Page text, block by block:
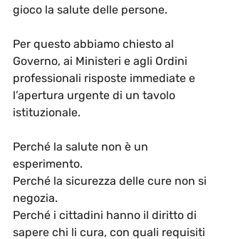
gioco la salute delle persone.
Per questo abbiamo chiesto al
Governo, ai Ministeri e agli Ordini
professionali risposte immediate e
l’apertura urgente di un tavolo
istituzionale.
Perché la salute non è un
esperimento.
Perché la sicurezza delle cure non si
negozia.
Perché i cittadini hanno il diritto di
sapere chi li cura, con quali requisiti